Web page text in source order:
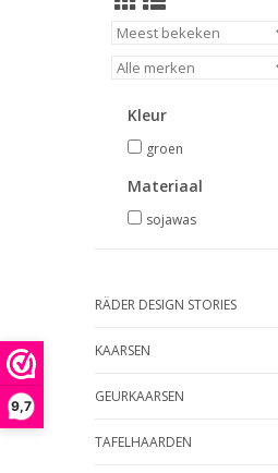
9,7
Kleur
groen
Materiaal
sojawas
RÄDER DESIGN STORIES
KAARSEN
GEURKAARSEN
TAFELHAARDEN